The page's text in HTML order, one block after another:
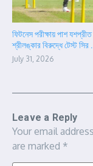
ফিটনেস পরীক্ষায় পাশ
শ্রীলঙ্কার বিরুদ্ধে টেস্ট সির
July 31, 2026
Leave a Reply
Your email
are marked *